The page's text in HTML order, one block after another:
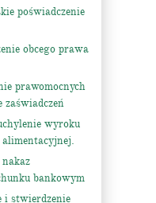
poświadczenie
obcego prawa
prawomocnych
zaświadczeń
wyroku
bankowym
i stwierdzenie